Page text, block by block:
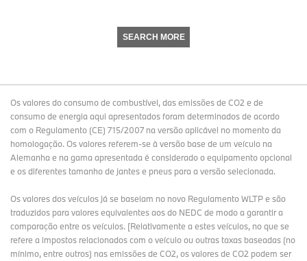
SEARCH MORE
Os valores do consumo de combustível, das emissões de CO2 e de
consumo de energia aqui apresentados foram determinados de acordo
com o Regulamento (CE) 715/2007 na versão aplicável no momento da
homologação. Os valores referem-se à versão base de um veículo na
Alemanha e na gama apresentada é considerado o equipamento opcional
e os diferentes tamanho de jantes e pneus para a versão selecionada.
Os valores dos veículos já se baseiam no novo Regulamento WLTP e são
traduzidos para valores equivalentes aos do NEDC de modo a garantir a
comparação entre os veículos. [Relativamente a estes veículos, no que se
refere a impostos relacionados com o veículo ou outras taxas baseadas (no
mínimo, entre outros) nas emissões de CO2, os valores de CO2 podem ser